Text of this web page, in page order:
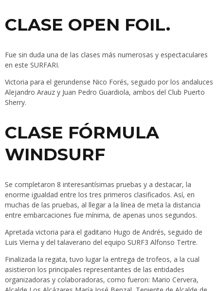
CLASE OPEN FOIL.
Fue sin duda una de las clases más numerosas y espectaculares
en este SURFARI.
Victoria para el gerundense Nico Forés, seguido por los andaluces
Alejandro Arauz y Juan Pedro Guardiola, ambos del Club Puerto
Sherry.
CLASE FÓRMULA
WINDSURF
Se completaron 8 interesantísimas pruebas y a destacar, la
enorme igualdad entre los tres primeros clasificados. Así, en
muchas de las pruebas, al llegar a la línea de meta la distancia
entre embarcaciones fue mínima, de apenas unos segundos.
Apretada victoria para el gaditano Hugo de Andrés, seguido de
Luis Vierna y del talaverano del equipo SURF3 Alfonso Tertre.
Finalizada la regata, tuvo lugar la entrega de trofeos, a la cual
asistieron los principales representantes de las entidades
organizadoras y colaboradoras, como fueron: Mario Cervera,